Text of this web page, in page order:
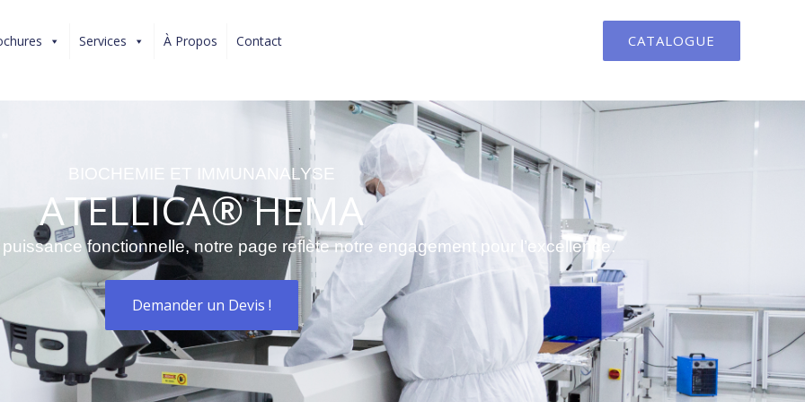
Services À Propos Contact CATALOGUE
BIOCHEMIE ET IMMUNANALYSE
ATELLICA® HEMA
fonctionnelle, notre page reflète notre engagement pour l’excellence.
Demander un Devis !